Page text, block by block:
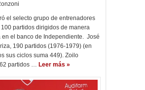
el selecto grupo de entrenadores
partidos dirigidos de manera
en el banco de Independiente. José
190 partidos (1976-1979) (en
sus ciclos suma 449). Zoilo
partidos … Leer más »